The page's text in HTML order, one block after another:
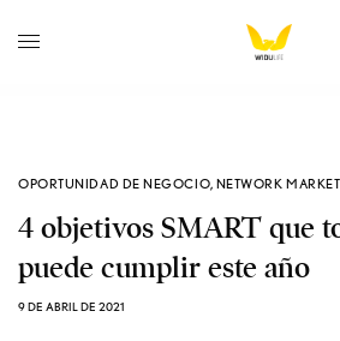
OPORTUNIDAD DE NEGOCIO, NETWORK
4 objetivos SMART que
puede cumplir este año
9 DE ABRIL DE 2021